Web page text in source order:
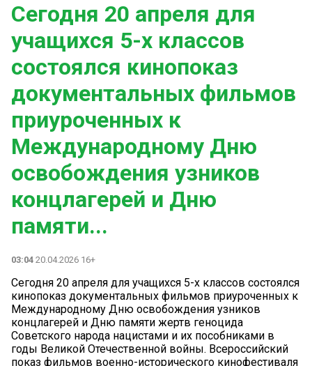
Сегодня 20 апреля для
учащихся 5-х классов
состоялся кинопоказ
документальных фильмов
приуроченных к
Международному Дню
освобождения узников
концлагерей и Дню
памяти...
03:04 20.04.2026 16+
Сегодня 20 апреля для учащихся 5-х классов состоялся
кинопоказ документальных фильмов приуроченных к
Международному Дню освобождения узников
концлагерей и Дню памяти жертв геноцида
Советского народа нацистами и их пособниками в
годы Великой Отечественной войны. Всероссийский
показ фильмов военно-исторического кинофестиваля